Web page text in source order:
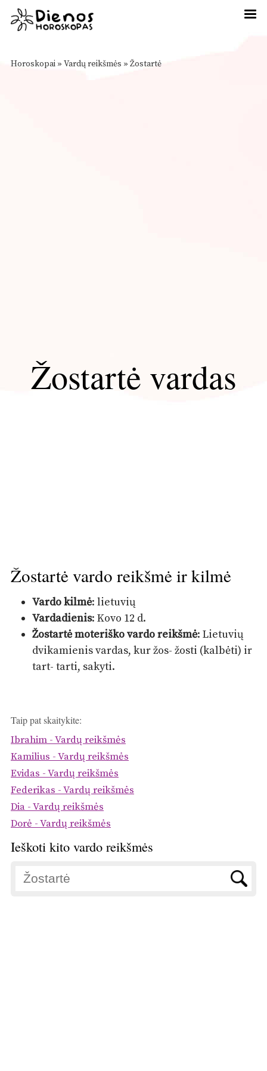
Horoskopai » Vardų reikšmės » Žostartė
Žostartė vardas
Žostartė vardo reikšmė ir kilmė
Vardo kilmė: lietuvių
Vardadienis: Kovo 12 d.
Žostartė moteriško vardo reikšmė: Lietuvių
dvikamienis vardas, kur žos- žosti (kalbėti) ir
tart- tarti, sakyti.
Taip pat skaitykite:
Ibrahim - Vardų reikšmės
Kamilius - Vardų reikšmės
Evidas - Vardų reikšmės
Federikas - Vardų reikšmės
Dia - Vardų reikšmės
Dorė - Vardų reikšmės
Ieškoti kito vardo reikšmės